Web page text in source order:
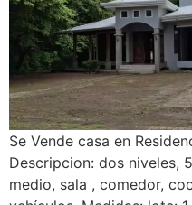
Se Vende casa en
Descripcion: dos niveles,
medio, sala , comedor,